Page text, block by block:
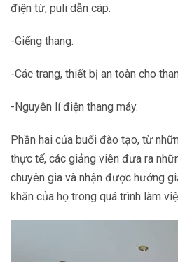
điện từ, puli dẫn cáp.
-Giếng thang.
-Các trang, thiết bị an toàn cho
-Nguyên lí điện thang máy.
Phần hai của buổi đào tạo, từ
thực tế, các giảng viên đưa ra
chuyên gia và nhận được hướng
khăn của họ trong quá trình làm